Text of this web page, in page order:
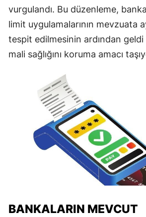
vurgulandı. Bu düzenleme,
limit uygulamalarının mevzuata
tespit edilmesinin ardından
mali sağlığını koruma amacı
BANKALARIN MEVCUT